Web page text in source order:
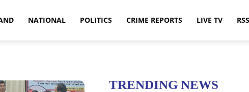
NATIONAL POLITICS CRIME REPORTS LIVE TV RSS
TRENDING NEWS